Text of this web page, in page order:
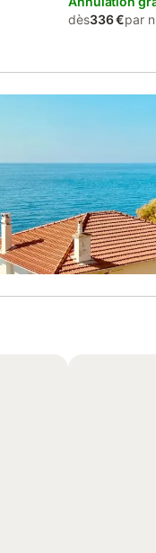
dès336 €par